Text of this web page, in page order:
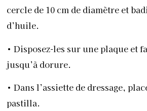
cercle de 10 cm de diamètre et
d’huile.
• Disposez-les sur une plaque et
jusqu’à dorure.
• Dans l’assiette de dressage,
pastilla.